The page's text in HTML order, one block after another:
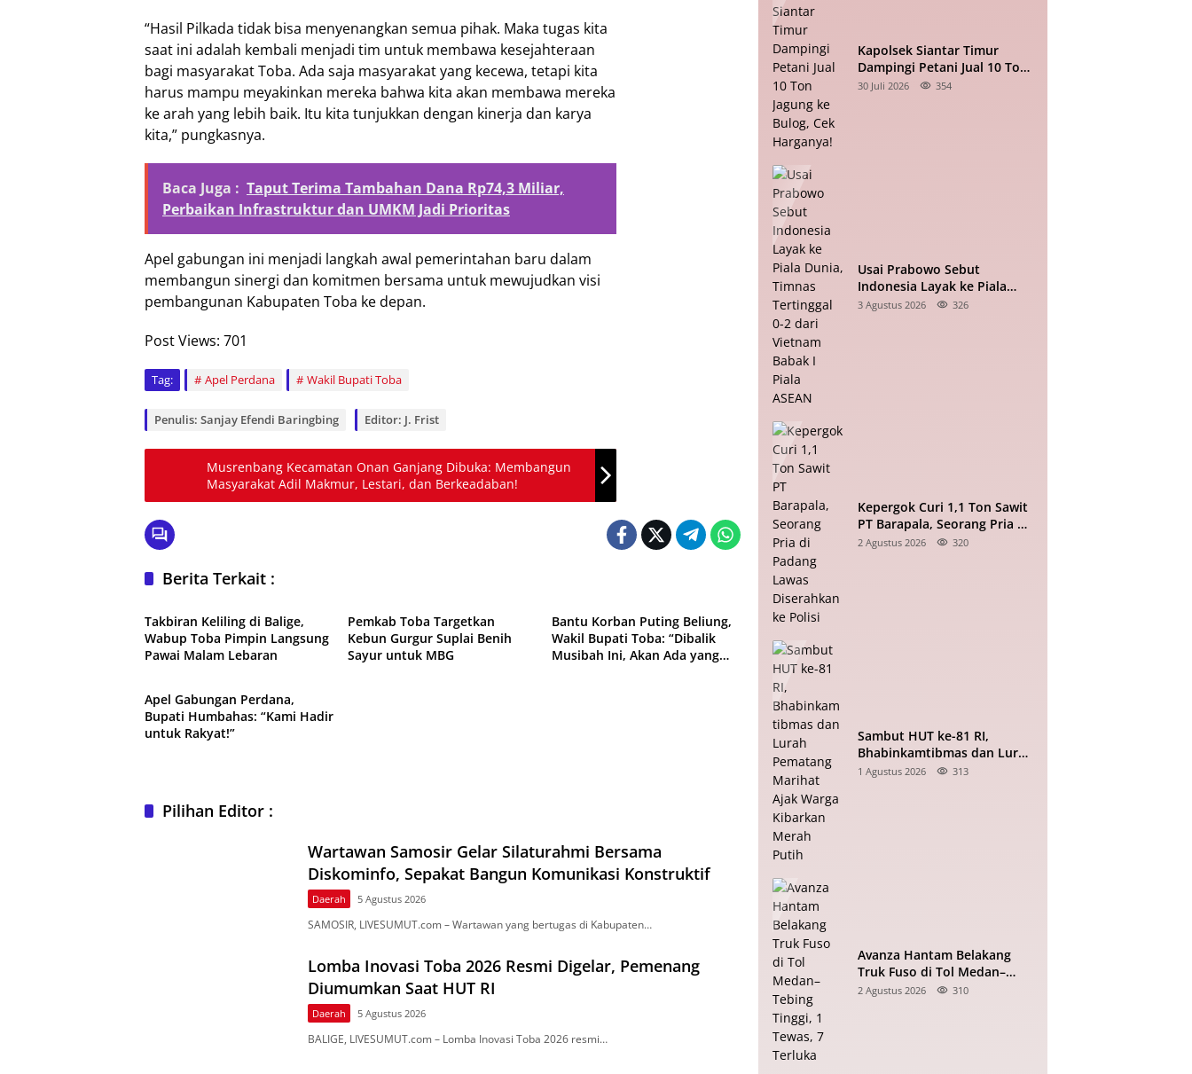
“Hasil Pilkada tidak bisa menyenangkan semua pihak. Maka tugas kita
saat ini adalah kembali menjadi tim untuk membawa kesejahteraan
bagi masyarakat Toba. Ada saja masyarakat yang kecewa, tetapi kita
harus mampu meyakinkan mereka bahwa kita akan membawa mereka
ke arah yang lebih baik. Itu kita tunjukkan dengan kinerja dan karya
kita,” pungkasnya.
Baca Juga : Taput Terima Tambahan Dana Rp74,3 Miliar,
Perbaikan Infrastruktur dan UMKM Jadi Prioritas
Apel gabungan ini menjadi langkah awal pemerintahan baru dalam
membangun sinergi dan komitmen bersama untuk mewujudkan visi
pembangunan Kabupaten Toba ke depan.
Post Views: 701
Tag: Apel Perdana Wakil Bupati Toba
Penulis: Sanjay Efendi Baringbing Editor: J. Frist
Musrenbang Kecamatan Onan Ganjang Dibuka: Membangun
Masyarakat Adil Makmur, Lestari, dan Berkeadaban!
Berita Terkait :
Daerah
Takbiran Keliling di Balige,
Wabup Toba Pimpin Langsung
Pawai Malam Lebaran
Pemkab Toba Targetkan
Kebun Gurgur Suplai Benih
Sayur untuk MBG
Bantu Korban Puting Beliung,
Wakil Bupati Toba: “Dibalik
Musibah Ini, Akan Ada yang
Daerah
Apel Gabungan Perdana,
Bupati Humbahas: “Kami Hadir
untuk Rakyat!”
Pilihan Editor :
Wartawan Samosir Gelar Silaturahmi Bersama
Diskominfo, Sepakat Bangun Komunikasi Konstruktif
Daerah 5 Agustus 2026
SAMOSIR, LIVESUMUT.com – Wartawan yang bertugas di Kabupaten…
Lomba Inovasi Toba 2026 Resmi Digelar, Pemenang
Diumumkan Saat HUT RI
Daerah 5 Agustus 2026
BALIGE, LIVESUMUT.com – Lomba Inovasi Toba 2026 resmi…
Kapolsek Siantar Timur
Dampingi Petani Jual 10 Ton
Jagung ke Bulog, Cek
30 Juli 2026 354
Usai Prabowo Sebut
Indonesia Layak ke Piala
Dunia, Timnas Tertinggal 0-2
3 Agustus 2026 326
Kepergok Curi 1,1 Ton Sawit
PT Barapala, Seorang Pria di
Padang Lawas Diserahkan ke
2 Agustus 2026 320
Sambut HUT ke-81 RI,
Bhabinkamtibmas dan Lurah
Pematang Marihat Ajak
1 Agustus 2026 313
Avanza Hantam Belakang
Truk Fuso di Tol Medan–
Tebing Tinggi, 1 Tewas, 7
2 Agustus 2026 310